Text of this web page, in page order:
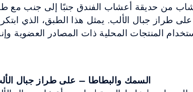
من حديقة أعشاب الفندق جنبًا إلى جنب مع
طراز جبال الألب. يمثل هذا الطبق، الذي
المنتجات المحلية ذات المصادر العضوية
السمك والبطاطا – على طراز جبال